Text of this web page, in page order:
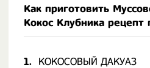
Как приготовить
Кокос Клубника рецепт
1.
КОКОСОВЫЙ ДАКУАЗ